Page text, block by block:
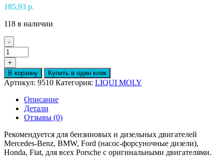
185,93 р.
118 в наличии
-
Количество
товара
Масло
Liqui
Moly
1л
(6)
+
В корзину
Купить в один клик
Артикул: 9510 Категория: LIQUI MOLY
Описание
Детали
Отзывы (0)
Рекомендуется для бензиновых и дизельных двигателей
Mercedes-Benz, BMW, Ford (насос-форсуночные дизели),
Honda, Fiat, для всех Porsche с оригинальными двигателями.